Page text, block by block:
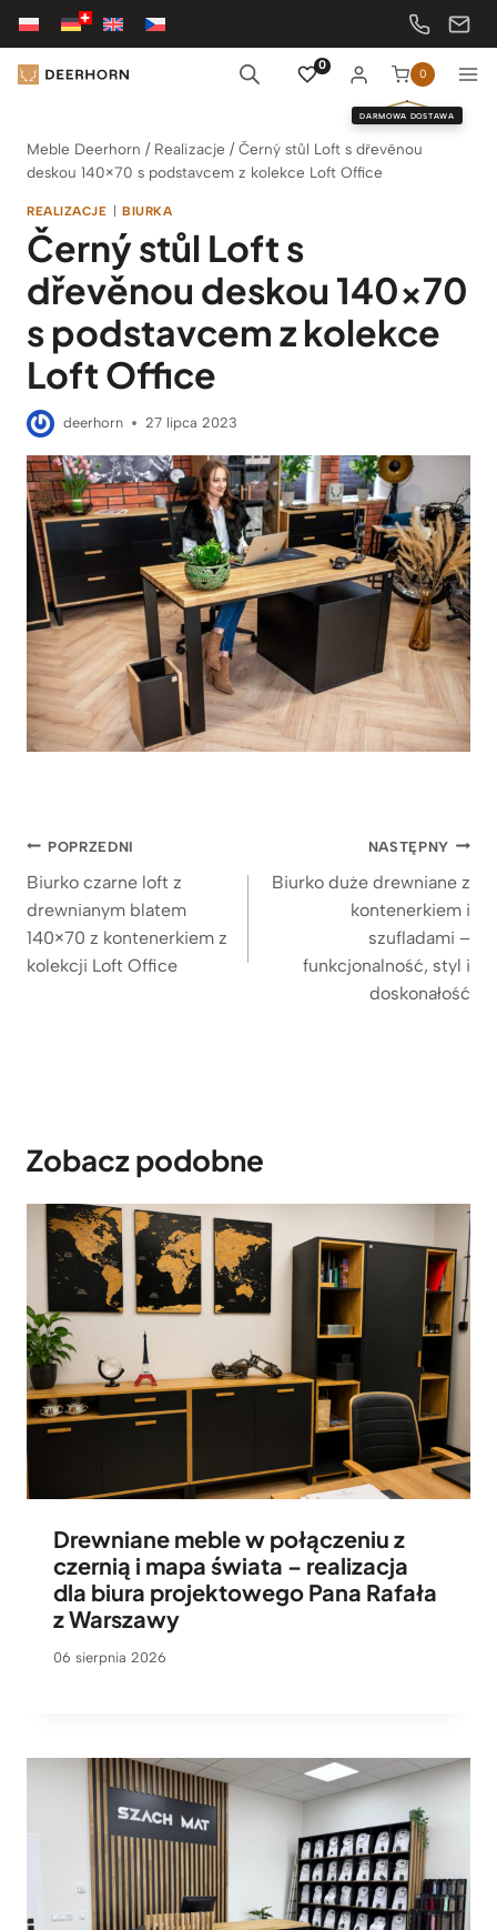
Przejdź
treści
0
0
DARMOWA DOSTAWA
Meble Deerhorn / Realizacje /Černý stůl Loft s dřevěnou
deskou 140×70 s podstavcem z kolekce Loft Office
REALIZACJE | BIURKA
Černý stůl Loft s
dřevěnou deskou 140×70
s podstavcem z kolekce
Loft Office
deerhorn 27 lipca 2023
Nawigacja
wpisu
POPRZEDNI
Biurko czarne loft z
drewnianym blatem
140×70 z kontenerkiem z
kolekcji Loft Office
NASTĘPNY
Biurko duże drewniane z
kontenerkiem i
szufladami –
funkcjonalność, styl i
doskonałość
Zobacz podobne
Drewniane meble w połączeniu z
czernią i mapa świata – realizacja
dla biura projektowego Pana Rafała
z Warszawy
06 sierpnia 2026